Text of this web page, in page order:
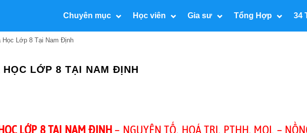
Chuyên mục Học viên Gia sư Tổng Hợp 34
Học Lớp 8 Tại Nam Định
LỚP 8 TẠI NAM ĐỊNH
LỚP 8 TẠI NAM ĐỊNH – NGUYÊN TỐ, HOÁ TRỊ, PTHH, MOL –